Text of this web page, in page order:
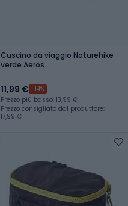
Cuscino da viaggio Naturehike
verde Aeros
11,99 € -14%
Prezzo più basso: 13,99 €
Prezzo consigliato dal produttore:
17,99 €